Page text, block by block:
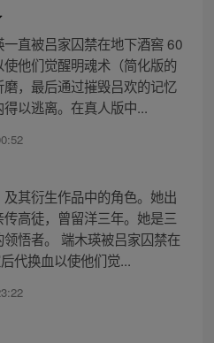
直被吕家囚禁在地下酒窖 60
他们觉醒明魂术（简化版的
，最后通过摧毁吕欢的记忆
以逃离。在真人版中...
其衍生作品中的角色。她出
高徒，曾留洋三年。她是三
悟者。 端木瑛被吕家囚禁在
代换血以使他们觉...